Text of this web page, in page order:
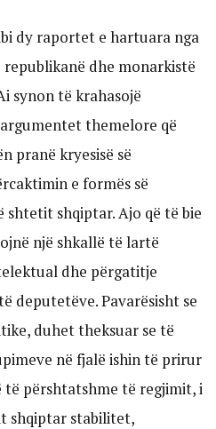
dy raportet e hartuara nga
dhe monarkistë
synon të krahasojë
themelore që
pranë kryesisë së
e formës së
shqiptar. Ajo që të bie
një shkallë të lartë
dhe përgatitje
deputetëve. Pavarësisht se
duhet theksuar se të
në fjalë ishin të prirur
të përshtatshme të regjimit, i
shqiptar stabilitet,